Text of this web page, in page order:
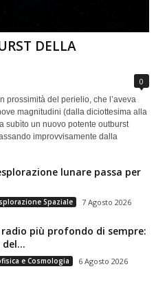
DELLA
0
prossimità del perielio, che l’aveva
magnitudini (dalla diciottesima alla
subìto un nuovo potente outburst
improvvisamente dalla
lunare passa per
Spaziale 7 Agosto 2026
radio più profondo di sempre:
e Cosmologia 6 Agosto 2026